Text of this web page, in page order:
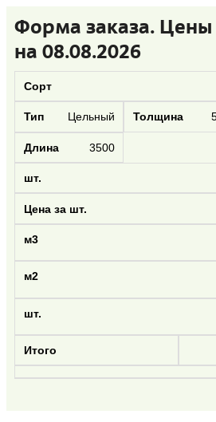
Форма заказа. Цены
на 08.08.2026
Цельный
3500